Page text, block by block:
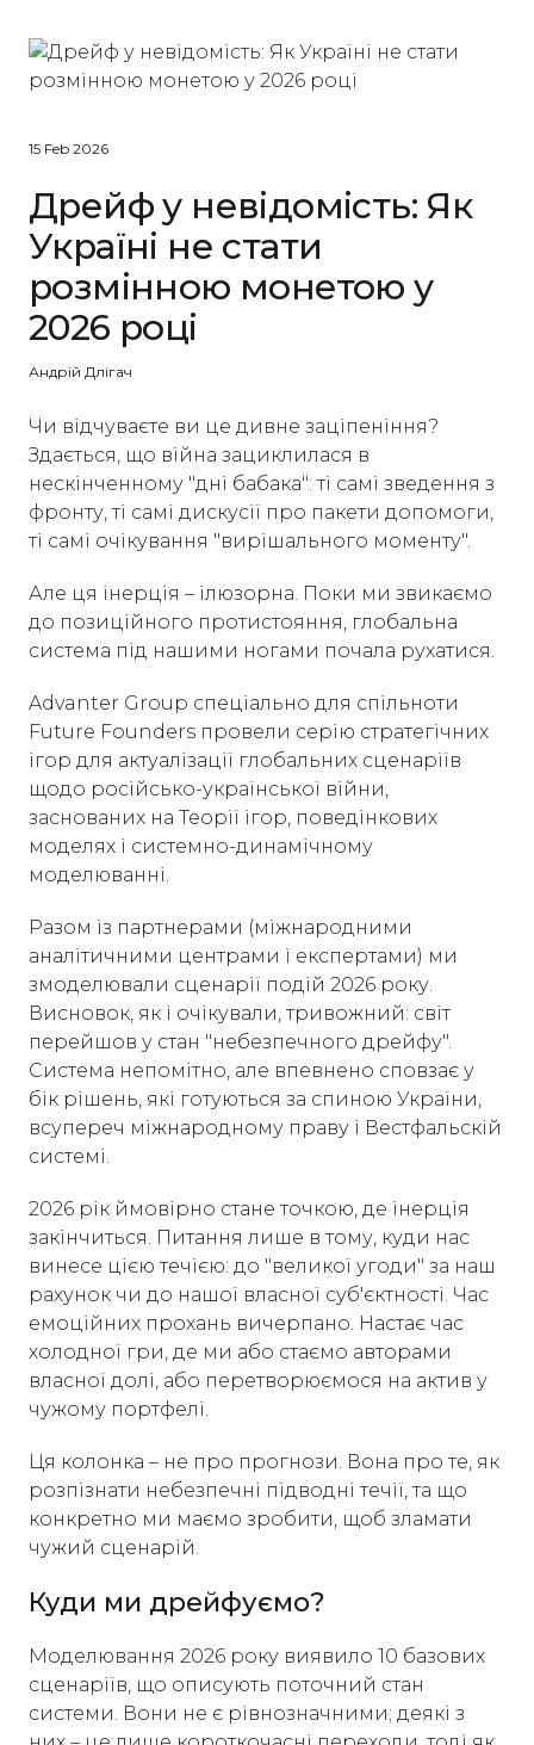
15 Feb 2026
Дрейф у невідомість: Як
Україні не стати
розмінною монетою у
2026 році
Андрій Длігач
Чи відчуваєте ви це дивне заціпеніння?
Здається, що війна зациклилася в
нескінченному "дні бабака": ті самі зведення з
фронту, ті самі дискусії про пакети допомоги,
ті самі очікування "вирішального моменту".
Але ця інерція – ілюзорна. Поки ми звикаємо
до позиційного протистояння, глобальна
система під нашими ногами почала рухатися.
Advanter Group спеціально для спільноти
Future Founders провели серію стратегічних
ігор для актуалізації глобальних сценаріїв
щодо російсько-української війни,
заснованих на Теорії ігор, поведінкових
моделях і системно-динамічному
моделюванні.
Разом із партнерами (міжнародними
аналітичними центрами і експертами) ми
змоделювали сценарії подій 2026 року.
Висновок, як і очікували, тривожний: світ
перейшов у стан "небезпечного дрейфу".
Система непомітно, але впевнено сповзає у
бік рішень, які готуються за спиною України,
всупереч міжнародному праву і Вестфальскій
системі.
2026 рік ймовірно стане точкою, де інерція
закінчиться. Питання лише в тому, куди нас
винесе цією течією: до "великої угоди" за наш
рахунок чи до нашої власної суб'єктності. Час
емоційних прохань вичерпано. Настає час
холодної гри, де ми або стаємо авторами
власної долі, або перетворюємося на актив у
чужому портфелі.
Ця колонка – не про прогнози. Вона про те, як
розпізнати небезпечні підводні течії, та що
конкретно ми маємо зробити, щоб зламати
чужий сценарій.
Куди ми дрейфуємо?
Моделювання 2026 року виявило 10 базових
сценаріїв, що описують поточний стан
системи. Вони не є рівнозначними; деякі з